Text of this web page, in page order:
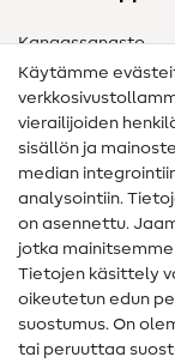
Kangassanasto
Ompelusanasto
Ompeluohjeet
Apua ja
Yhteystiedot
Tietoa
Peruutusoikeus
Käytämme
vierailijoiden
sisällön ja
median
analysointiin.
on asennettu.
jotka
Tietojen käsittely
oikeutetun edun
suostumus. On
tai peruuttaa